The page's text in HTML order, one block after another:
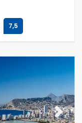
7,5
Next